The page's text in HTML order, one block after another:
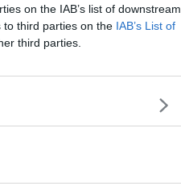
on the IAB’s list of downstream
to third parties on the IAB’s List of
third parties.